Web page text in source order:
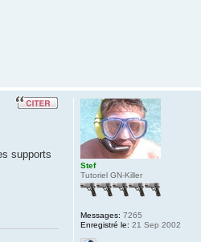
supports
Stef
Tutoriel GN-Killer
Messages: 7265
Enregistré le: 21 Sep 2002